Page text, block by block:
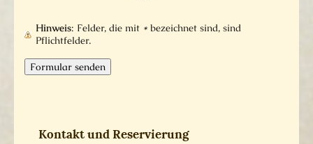
Hinweis : Felder, die mit * bezeichnet sind, sind
Pflichtfelder.
Kontakt und Reservierung